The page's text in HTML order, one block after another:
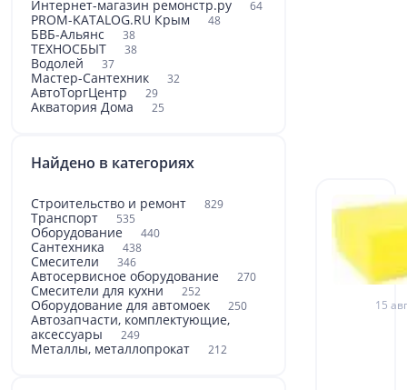
Интернет-магазин ремонстр.ру 64
PROM-KATALOG.RU Крым 48
БВБ-Альянс 38
ТЕХНОСБЫТ 38
Водолей 37
Мастер-Сантехник 32
АвтоТоргЦентр 29
Акватория Дома 25
Найдено в категориях
Строительство и ремонт 829
Транспорт 535
Оборудование 440
Сантехника 438
Смесители 346
Автосервисное оборудование 270
Смесители для кухни 252
Оборудование для автомоек 250
Автозапчасти, комплектующие,
аксессуары
249
Металлы, металлопрокат 212
15